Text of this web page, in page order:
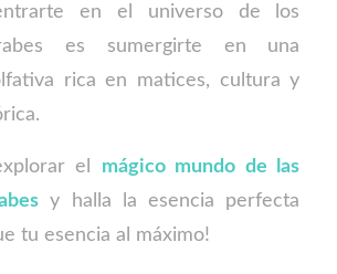
en el universo de los
es sumergirte en una
rica en matices, cultura y
el mágico mundo de las
y halla la esencia perfecta
tu esencia al máximo!